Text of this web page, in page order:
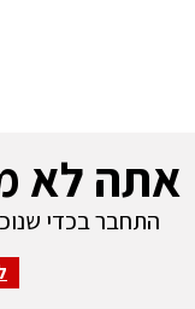
אתה לא
התחבר בכדי